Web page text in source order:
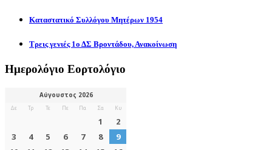
Καταστατικό Συλλόγου Μητέρων 1954
Τρεις γενιές 1ο ΔΣ Βροντάδου, Ανακοίνωση
Ημερολόγιο Εορτολόγιο